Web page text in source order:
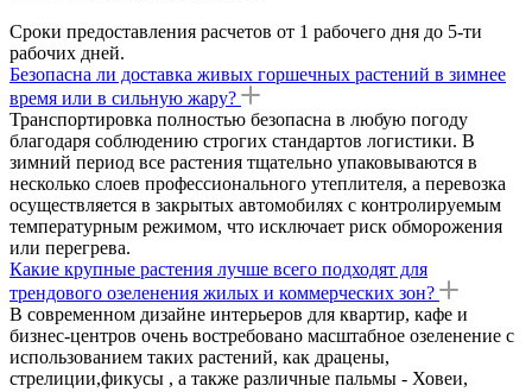
Сроки предоставления расчетов от 1 рабочего дня до 5-ти
рабочих дней.
Безопасна ли доставка живых горшечных растений в зимнее
время или в сильную жару?
Транспортировка полностью безопасна в любую погоду
благодаря соблюдению строгих стандартов логистики. В
зимний период все растения тщательно упаковываются в
несколько слоев профессионального утеплителя, а перевозка
осуществляется в закрытых автомобилях с контролируемым
температурным режимом, что исключает риск обморожения
или перегрева.
Какие крупные растения лучше всего подходят для
трендового озеленения жилых и коммерческих зон?
В современном дизайне интерьеров для квартир, кафе и
бизнес-центров очень востребовано масштабное озеленение с
использованием таких растений, как драцены,
стрелиции,фикусы , а также различные пальмы - Ховеи,